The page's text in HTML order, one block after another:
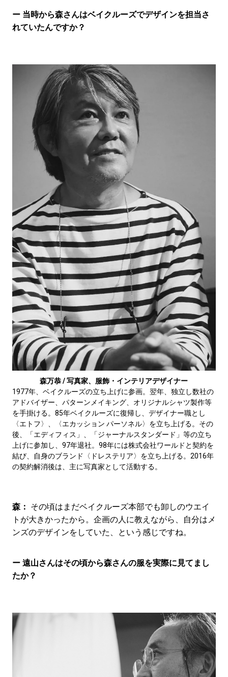
ー 当時から森さんはベイクルーズでデザインを担当さ
れていたんですか？
森万恭 / 写真家、服飾・インテリアデザイナー
1977年、ベイクルーズの立ち上げに参画。翌年、独立し数社の
アドバイザー、パターンメイキング、オリジナルシャツ製作等
を手掛ける。85年ベイクルーズに復帰し、デザイナー職とし
〈エトフ〉、〈エカッション パーソネル〉を立ち上げる。その
後、「エディフィス」、「ジャーナルスタンダード」等の立ち
上げに参加し、97年退社。98年には株式会社ワールドと契約を
結び、自身のブランド〈ドレステリア〉を立ち上げる。2016年
の契約解消後は、主に写真家として活動する。
森： その頃はまだベイクルーズ本部でも卸しのウエイ
トが大きかったから。企画の人に教えながら、自分はメ
ンズのデザインをしていた、という感じですね。
ー 遠山さんはその頃から森さんの服を実際に見てまし
たか？